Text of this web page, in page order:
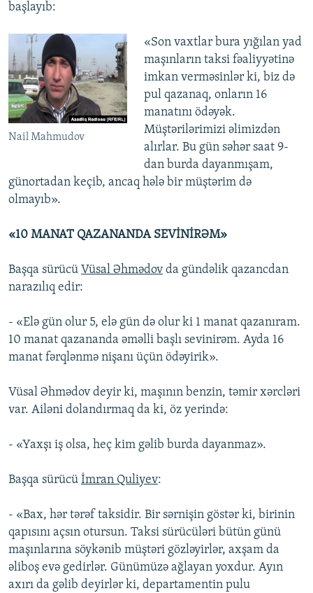
başlayıb:
Nail Mahmudov
«Son vaxtlar bura yığılan yad
maşınların taksi fəaliyyətinə
imkan verməsinlər ki, biz də
pul qazanaq, onların 16
manatını ödəyək.
Müştərilərimizi əlimizdən
alırlar. Bu gün səhər saat 9-
dan burda dayanmışam,
günortadan keçib, ancaq hələ bir müştərim də
olmayıb».
«10 MANAT QAZANANDA SEVİNİRƏM»
Başqa sürücü Vüsal Əhmədov da gündəlik qazancdan
narazılıq edir:
- «Elə gün olur 5, elə gün də olur ki 1 manat qazanıram.
10 manat qazananda əməlli başlı sevinirəm. Ayda 16
manat fərqlənmə nişanı üçün ödəyirik».
Vüsal Əhmədov deyir ki, maşının benzin, təmir xərcləri
var. Ailəni dolandırmaq da ki, öz yerində:
- «Yaxşı iş olsa, heç kim gəlib burda dayanmaz».
Başqa sürücü İmran Quliyev:
- «Bax, hər tərəf taksidir. Bir sərnişin göstər ki, birinin
qapısını açsın otursun. Taksi sürücüləri bütün günü
maşınlarına söykənib müştəri gözləyirlər, axşam da
əliboş evə gedirlər. Günümüzə ağlayan yoxdur. Ayın
axırı da gəlib deyirlər ki, departamentin pulu